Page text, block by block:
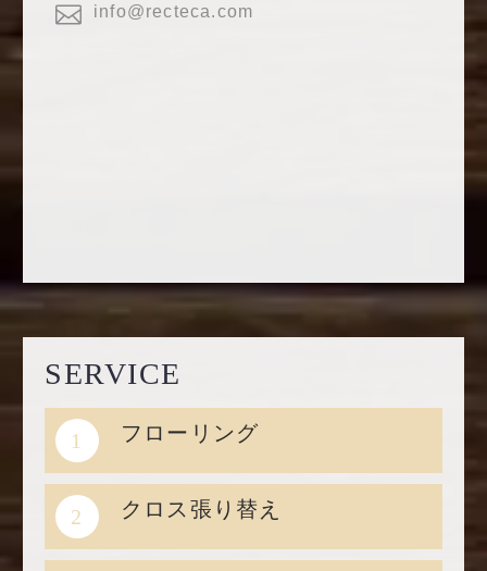
info@recteca.com
SERVICE
1 フローリング
2 クロス張り替え